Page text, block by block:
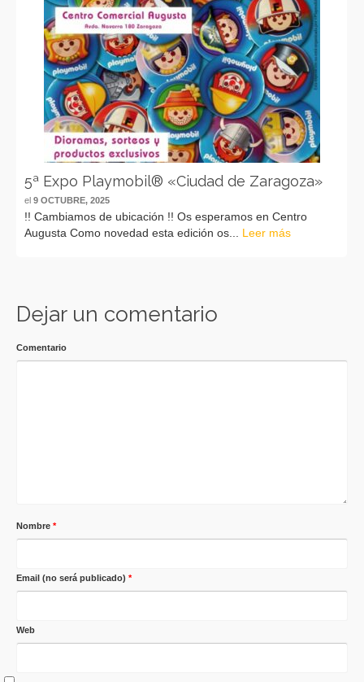
5ª Expo Playmobil® «Ciudad de Zaragoza»
el 9 OCTUBRE, 2025
!! Cambiamos de ubicación !! Os esperamos en Centro
Augusta Como novedad esta edición os... Leer más
Dejar un comentario
Comentario
Nombre *
Email (no será publicado) *
Web